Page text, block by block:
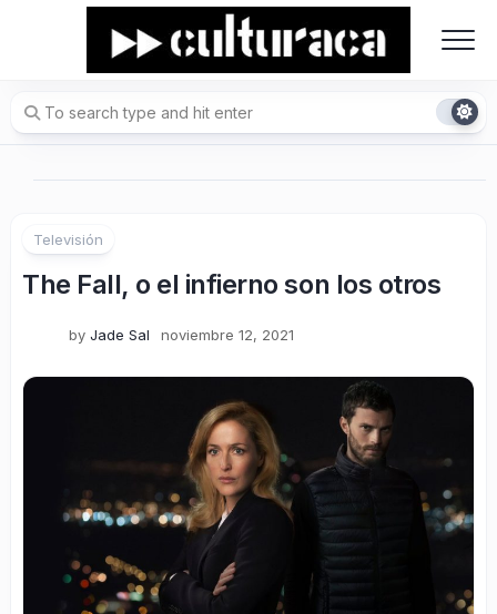
Televisión
The Fall, o el infierno son los otros
by Jade Sal noviembre 12, 2021